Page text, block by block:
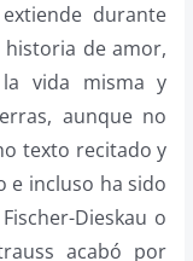
durante
de amor,
vida misma y
aunque no
texto recitado y
e incluso ha sido
Dieskau o
acabó por